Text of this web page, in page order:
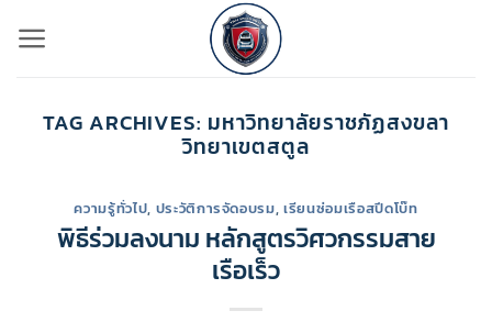
ไป
เนื้อหาTAG ARCHIVES: มหาวิทยาลัยราชภัฏสงขลา
วิทยาเขตสตูล
ความรู้ทั่วไป, ประวัติการจัดอบรม,เรียนซ่อมเรือสปีดโบ๊ท
พิธีร่วมลงนาม หลักสูตรวิศวกรรมสาย
เรือเร็ว